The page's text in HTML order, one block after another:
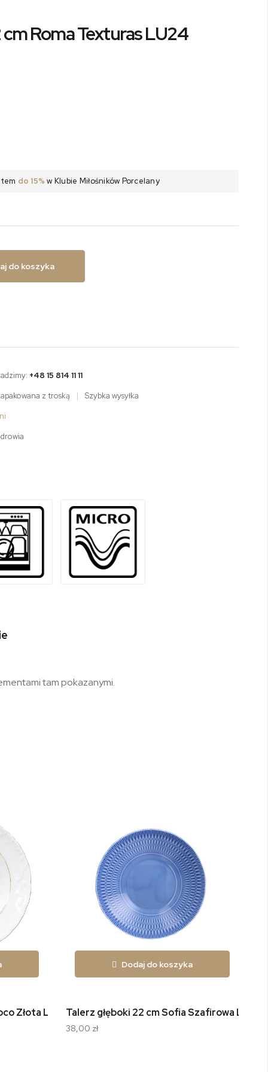
cm Roma Texturas LU24
do 15% w Klubie Miłośników Porcelany
do koszyka
+48 15 814 11 11
z troską
|
Szybka wysyłka
tam pokazanymi.
Złota Linia 3604
Dodaj do koszyka
Talerz głęboki 22 cm Sofia Szafirowa LB03
38,00 zł